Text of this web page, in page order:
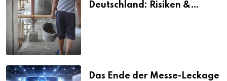
Deutschland: Risiken &
Das Ende der Messe-Leckage